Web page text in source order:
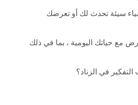
سيئة تحدث لك أو تعرضك
مع حياتك اليومية ، بما في ذلك
في الزناد؟